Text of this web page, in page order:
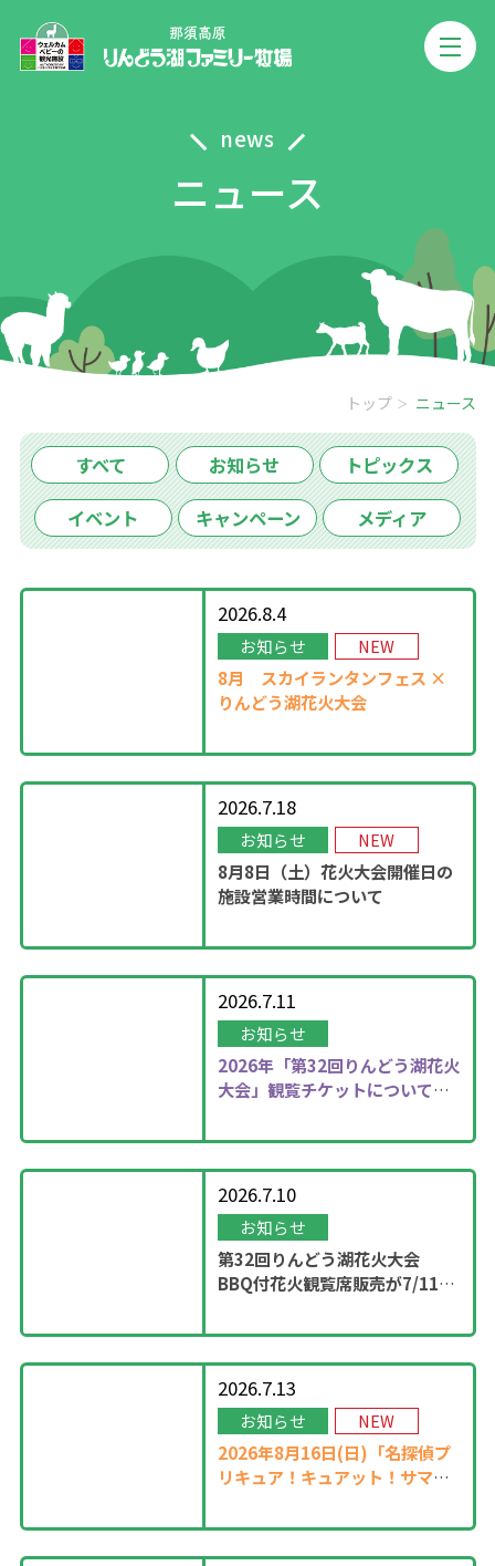
news
ニュース
トップ ニュース
すべて お知らせ トピックス
イベント キャンペーン メディア
2026.8.4
お知らせ NEW
8月 スカイランタンフェス ×
りんどう湖花火大会
2026.7.18
お知らせ NEW
8月8日（土）花火大会開催日の
施設営業時間について
2026.7.11
お知らせ
2026年 「第32回りんどう湖花火
大会」観覧チケットについて更
2026.7.10
お知らせ
第32回りんどう湖花火大会
BBQ付花火観覧席販売が7/11
2026.7.13
お知らせ NEW
2026年8月16日(日)「名探偵プ
リキュア！キュアット！サマー